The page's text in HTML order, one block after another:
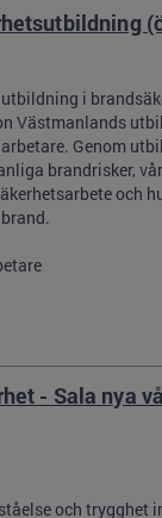
i
Västmanlands
Genom
brandrisker,
och
- Sala nya
och trygghet